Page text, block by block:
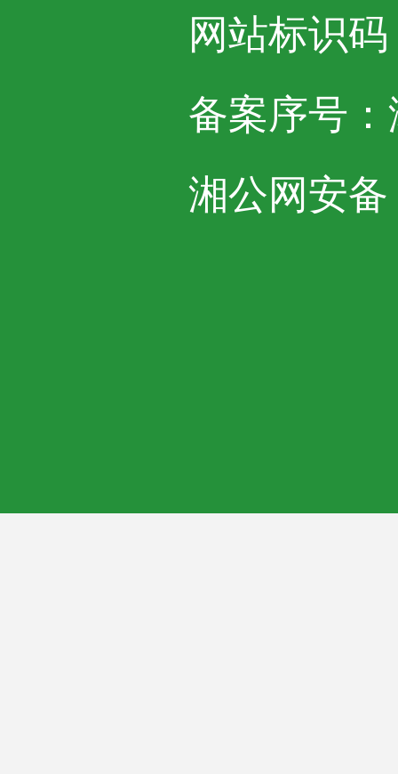
网站标识码
备案序号：
湘公网安备